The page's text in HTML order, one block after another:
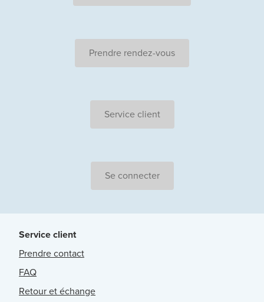
Prendre rendez-vous
Service client
Se connecter
Service client
Prendre contact
FAQ
Retour et échange